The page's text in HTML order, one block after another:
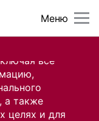
все
а также
целях и для
Меню